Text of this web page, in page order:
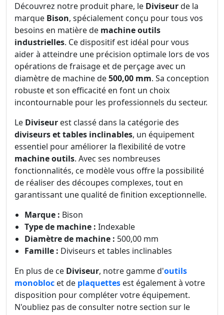
Découvrez notre produit phare, le Diviseurde la
marque Bison, spécialement conçu pour tous vos
besoins en matière de machine outils
industrielles. Ce dispositif est idéal pour vous
aider à atteindre une précision optimale lors de vos
opérations de fraisage et de perçage avec un
diamètre de machine de500,00 mm. Sa conception
robuste et son efficacité en font un choix
incontournable pour les professionnels du secteur.
Le Diviseur est classé dans la catégorie des
diviseurs et tables inclinables, un équipement
essentiel pour améliorer la flexibilité de votre
machine outils. Avec ses nombreuses
fonctionnalités, ce modèle vous offre la possibilité
de réaliser des découpes complexes, tout en
garantissant une qualité de finition exceptionnelle.
Marque : Bison
Type de machine : Indexable
Diamètre de machine : 500,00 mm
Famille : Diviseurs et tables inclinables
En plus de ce Diviseur, notre gamme d'outils
monobloc et de plaquettes est également à votre
disposition pour compléter votre équipement.
N'oubliez pas de consulter notre section sur le